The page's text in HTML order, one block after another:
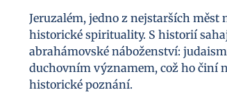
Jeruzalém, jedno z nejstarších měst
historické spirituality. S historií
abrahámovské náboženství:
duchovním významem, což ho činí
historické poznání.